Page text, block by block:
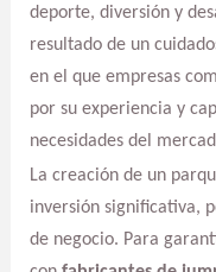
deporte, diversión y
resultado de un
en el que empresas
por su experiencia y
necesidades del
La creación de un
inversión significativa,
de negocio. Para